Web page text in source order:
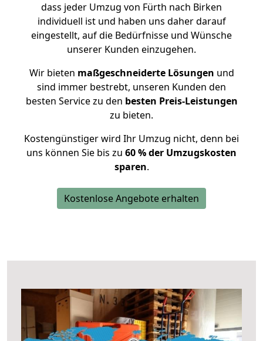
dass jeder Umzug von Fürth nach Birken
individuell ist und haben uns daher darauf
eingestellt, auf die Bedürfnisse und Wünsche
unserer Kunden einzugehen.
Wir bieten maßgeschneiderte Lösungen und
sind immer bestrebt, unseren Kunden den
besten Service zu den besten Preis-Leistungen
zu bieten.
Kostengünstiger wird Ihr Umzug nicht, denn bei
uns können Sie bis zu 60 % der Umzugskosten
sparen.
Kostenlose Angebote erhalten